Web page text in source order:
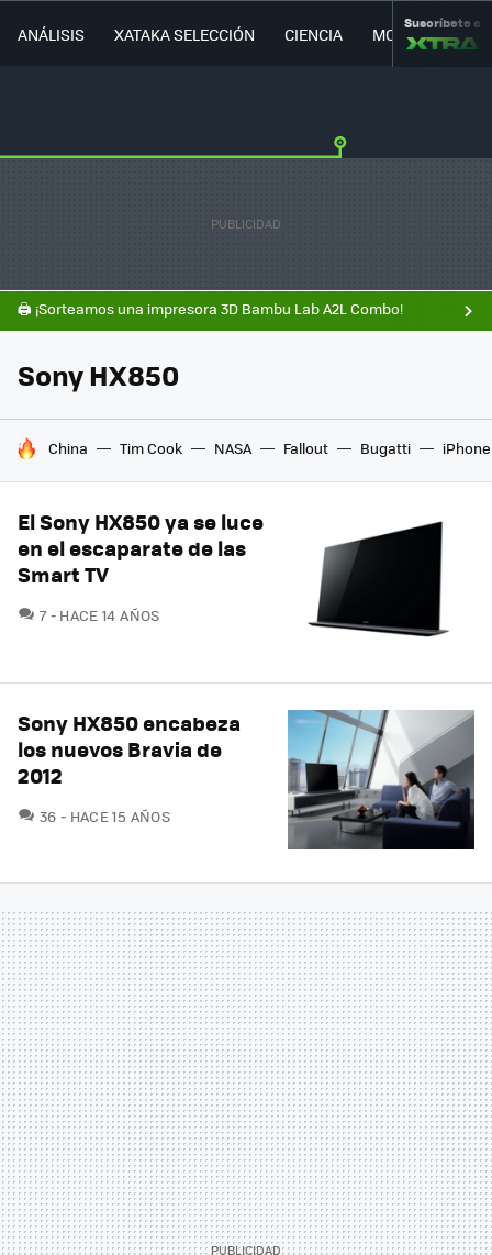
ANÁLISIS XATAKA SELECCIÓN CIENCIA MOVILIDAD
Suscríbete a
🖨️ ¡Sorteamos una impresora 3D Bambu Lab A2L Combo!
Sony HX850
HOY SE HABLA DE
China Tim Cook NASA Fallout Bugatti iPhone
El Sony HX850 ya se luce
en el escaparate de las
Smart TV
7COMENTARIOS
HACE 14 AÑOS
Sony HX850 encabeza
los nuevos Bravia de
2012
36 COMENTARIOS
HACE 15 AÑOS